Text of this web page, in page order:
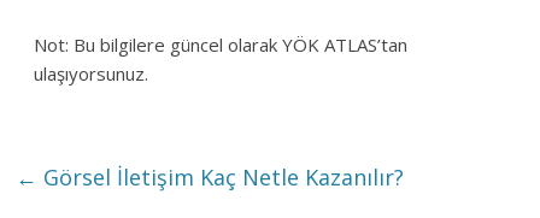
Not: Bu bilgilere güncel olarak YÖK ATLAS’tan
ulaşıyorsunuz.
← Görsel İletişim Kaç Netle Kazanılır?